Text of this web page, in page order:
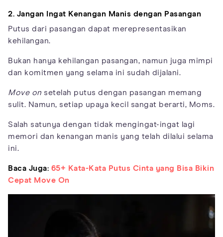
2. Jangan Ingat Kenangan Manis dengan Pasangan
Putus dari pasangan dapat merepresentasikan
kehilangan.
Bukan hanya kehilangan pasangan, namun juga mimpi
dan komitmen yang selama ini sudah dijalani.
Move on setelah putus dengan pasangan memang
sulit. Namun, setiap upaya kecil sangat berarti, Moms.
Salah satunya dengan tidak mengingat-ingat lagi
memori dan kenangan manis yang telah dilalui selama
ini.
Baca Juga: 65+ Kata-Kata Putus Cinta yang Bisa Bikin
Cepat Move On